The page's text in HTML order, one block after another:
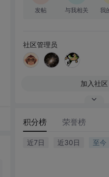
发帖 与我相关 我
社区管理员
加入社区
积分榜 荣誉榜
近7日 近30日 至今